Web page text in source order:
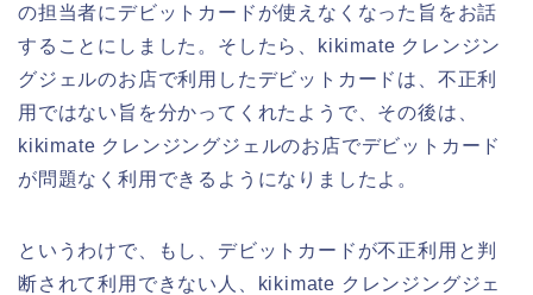
の担当者にデビットカードが使えなくなった旨をお話
することにしました。そしたら、kikimate クレンジン
グジェルのお店で利用したデビットカードは、不正利
用ではない旨を分かってくれたようで、その後は、
kikimate クレンジングジェルのお店でデビットカード
が問題なく利用できるようになりましたよ。
というわけで、もし、デビットカードが不正利用と判
断されて利用できない人、kikimate クレンジングジェ